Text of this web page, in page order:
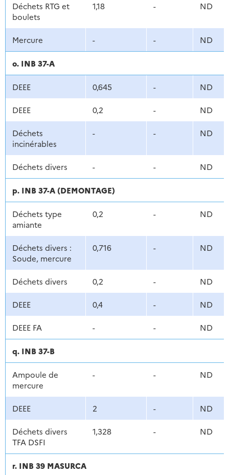
Déchets RTG et
boulets
1,18 - ND
Mercure - - ND
o. INB 37-A
DEEE 0,645 - ND
DEEE 0,2 - ND
Déchets
incinérables
- - ND
Déchets divers - - ND
p. INB 37-A (DEMONTAGE)
Déchets type
amiante
0,2 - ND
Déchets divers :
Soude, mercure
0,716 - ND
Déchets divers 0,2 - ND
DEEE 0,4 - ND
DEEE FA - - ND
q. INB 37-B
Ampoule de
mercure
- - ND
DEEE 2 - ND
Déchets divers
TFA DSFI
1,328 - ND
r. INB 39 MASURCA